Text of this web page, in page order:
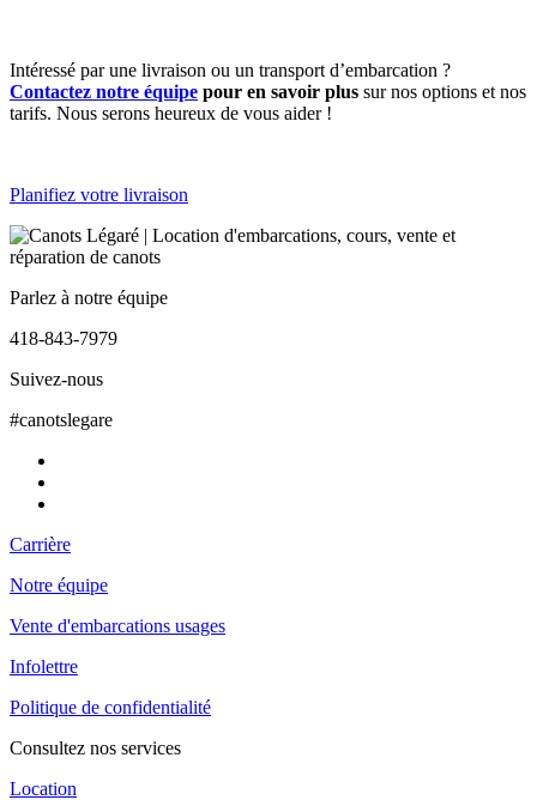
Intéressé par une livraison ou un transport d’embarcation ?
Contactez notre équipe pour en savoir plus sur nos options et nos
tarifs. Nous serons heureux de vous aider !
Planifiez votre livraison
Parlez à notre équipe
418-843-7979
Suivez-nous
#canotslegare
Carrière
Notre équipe
Vente d'embarcations usages
Infolettre
Politique de confidentialité
Consultez nos services
Location